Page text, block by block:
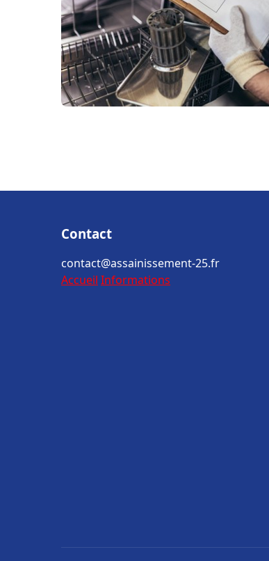
Contact
contact@assainissement-25.fr
Accueil Informations